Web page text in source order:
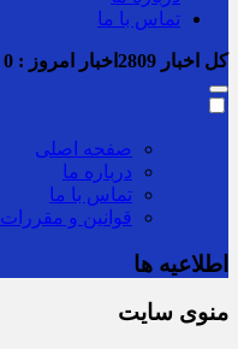
تماس با ما
کل اخبار اخبار امروز : 0
صفحه اصلی
درباره ما
تماس با ما
قوانین و مقررات
اطلاعیه ها
منوی سایت